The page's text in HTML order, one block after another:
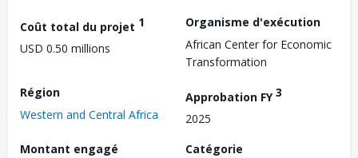
Coût total du projet 1
USD 0.50 millions
Organisme d'exécution
African Center for Economic
Transformation
Région
Western and Central Africa
Approbation FY3
2025
Montant engagé
Catégorie